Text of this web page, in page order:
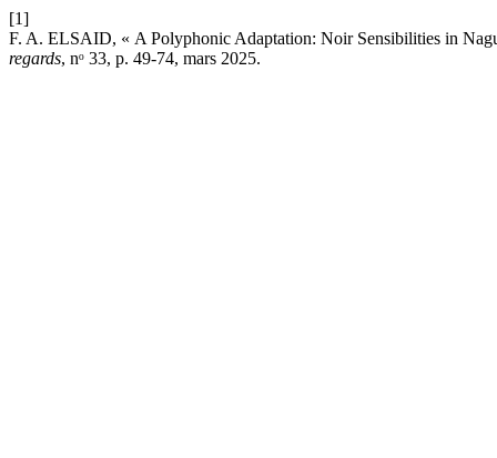
[1]
F. A. ELSAID, « A Polyphonic Adaptation: Noir Sensibilities in
regards, nᵒ 33, p. 49-74, mars 2025.